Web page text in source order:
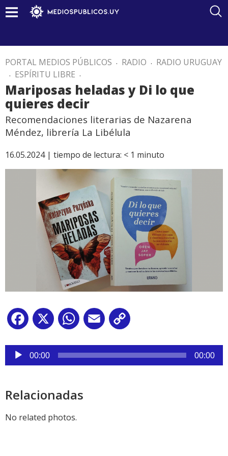
PORTAL MEDIOS PÚBLICOS . RADIO . RADIO URUGUAY
. ESPÍRITU LIBRE .
Mariposas heladas y Di lo que
quieres decir
Recomendaciones literarias de Nazarena
Méndez, librería La Libélula
16.05.2024 | tiempo de lectura: < 1 minuto
Facebook
X WhatsApp
Email
Reproductor
audio
00:00 00:00
Relacionadas
No related photos.